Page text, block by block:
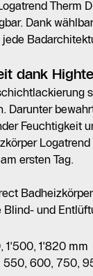
Therm
Dank
dank
Darunter
Feuchtigkeit
ersten Tag.
und
1'500, 1'820 mm
600, 750,